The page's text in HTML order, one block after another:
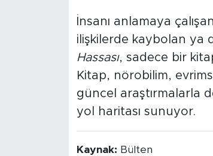
İnsanı anlamaya
ilişkilerde kaybolan ya
Hassası, sadece bir
Kitap, nörobilim,
güncel araştırmalarla
yol haritası sunuyor.
Kaynak: Bülten